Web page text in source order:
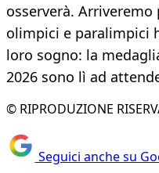
osserverà.
olimpici e paralimpici
loro sogno: la
2026 sono lì ad
© RIPRODUZIONE
Seguici anche su